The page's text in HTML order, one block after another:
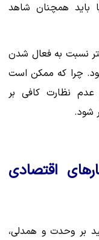
باید همچنان شاهد
نسبت به فعال شدن
چرا که ممکن است
نظارت کافی بر
شود.
اقتصادی
بر وحدت و همدلی،